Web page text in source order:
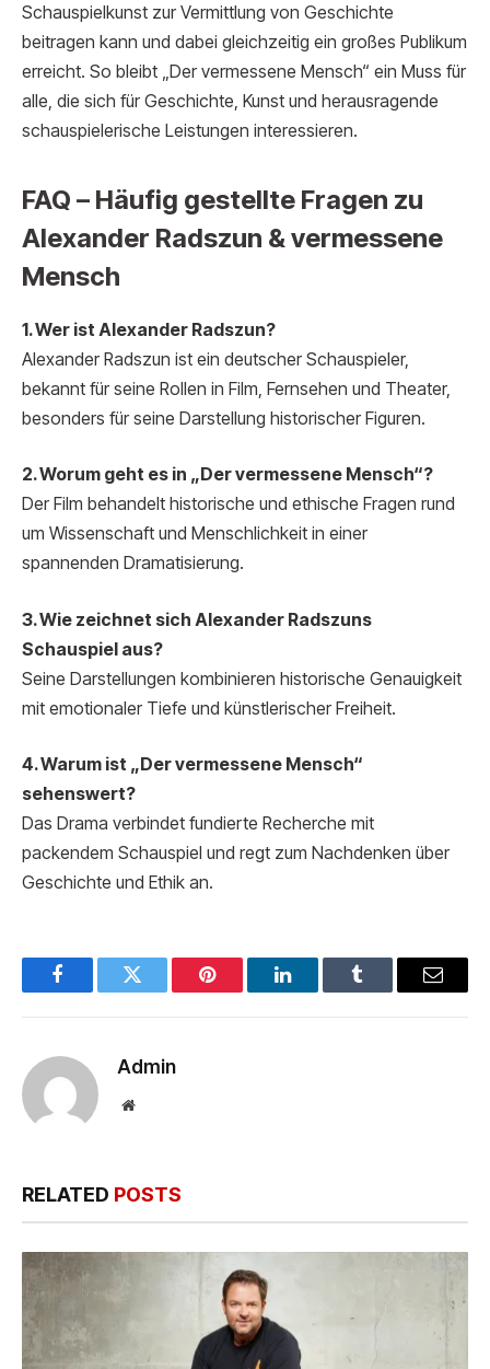
Schauspielkunst zur Vermittlung von Geschichte
beitragen kann und dabei gleichzeitig ein großes Publikum
erreicht. So bleibt „Der vermessene Mensch“ ein Muss für
alle, die sich für Geschichte, Kunst und herausragende
schauspielerische Leistungen interessieren.
FAQ – Häufig gestellte Fragen zu
Alexander Radszun & vermessene
Mensch
1. Wer ist Alexander Radszun?
Alexander Radszun ist ein deutscher Schauspieler,
bekannt für seine Rollen in Film, Fernsehen und Theater,
besonders für seine Darstellung historischer Figuren.
2. Worum geht es in „Der vermessene Mensch“?
Der Film behandelt historische und ethische Fragen rund
um Wissenschaft und Menschlichkeit in einer
spannenden Dramatisierung.
3. Wie zeichnet sich Alexander Radszuns
Schauspiel aus?
Seine Darstellungen kombinieren historische Genauigkeit
mit emotionaler Tiefe und künstlerischer Freiheit.
4. Warum ist „Der vermessene Mensch“
sehenswert?
Das Drama verbindet fundierte Recherche mit
packendem Schauspiel und regt zum Nachdenken über
Geschichte und Ethik an.
FacebookTwitter Pinterest LinkedInTumblr Email
Admin
Website
RELATED POSTS